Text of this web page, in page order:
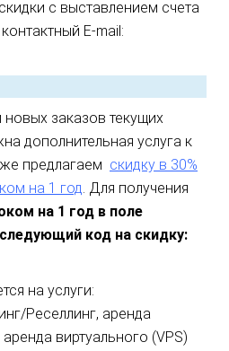
с выставлением счета
E-mail:
заказов текущих
дополнительная услуга к
предлагаем скидку в 30%
на 1 год. Для получения
на 1 год в поле
код на скидку:
на услуги:
Реселлинг, аренда
виртуального (VPS)